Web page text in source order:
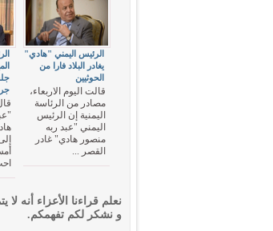
الرئيس اليمني "هادي"
يغادر البلاد فارا من
الحوثيين
قالت اليوم الاربعاء،
مصادر من الرئاسة
اليمنية إن الرئيس
اليمني "عبد ربه
منصور هادي" غادر
القصر ...
نعلم قراءنا الأعزاء أنه لا
و نشكر لكم تفهمكم.